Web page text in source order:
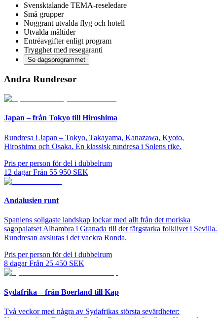
Svensktalande TEMA-reseledare
Små grupper
Noggrant utvalda flyg och hotell
Utvalda måltider
Entréavgifter enligt program
Trygghet med resegaranti
Se dagsprogrammet
Andra Rundresor
Japan – från Tokyo till Hiroshima
Rundresa i Japan – Tokyo, Takayama, Kanazawa, Kyoto,
Hiroshima och Osaka. En klassisk rundresa i Solens rike.
Pris per person för del i dubbelrum
12 dagar Från 55 950 SEK
Andalusien runt
Spaniens soligaste landskap lockar med allt från det moriska
sagopalatset Alhambra i Granada till det färgstarka folklivet i Sevilla.
Rundresan avslutas i det vackra Ronda.
Pris per person för del i dubbelrum
8 dagar Från 25 450 SEK
Sydafrika – från Boerland till Kap
Två veckor med några av Sydafrikas största sevärdheter: